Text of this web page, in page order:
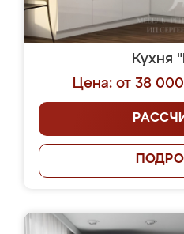
Кухня
Цена: от 38